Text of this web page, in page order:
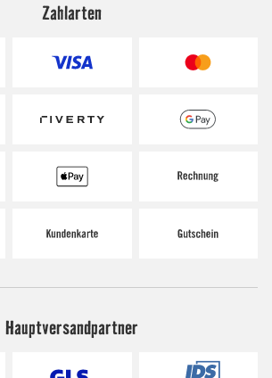
Zahlarten
Hauptversandpartner